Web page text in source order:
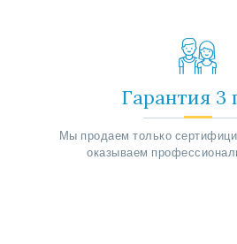
Гарантия 3
Мы продаем только
оказываем